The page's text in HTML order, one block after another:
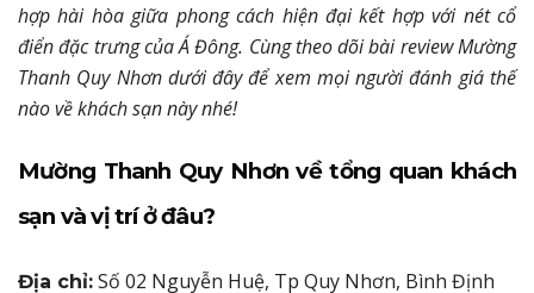
hợp hài hòa giữa phong cách hiện đại kết hợp với nét cổ
điển đặc trưng của Á Đông. Cùng theo dõi bài review Mường
Thanh Quy Nhơn dưới đây để xem mọi người đánh giá thế
nào về khách sạn này nhé!
Mường Thanh Quy Nhơn về tổng quan khách
sạn và vị trí ở đâu?
Địa chỉ: Số 02 Nguyễn Huệ, Tp Quy Nhơn, Bình Định